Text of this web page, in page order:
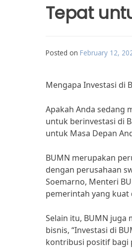
Tepat
Posted on February 12,
Mengapa Investasi di
Apakah Anda sedang
untuk berinvestasi di
untuk Masa Depan
BUMN merupakan
dengan perusahaan
Soemarno, Menteri
pemerintah yang
Selain itu, BUMN juga
bisnis, “Investasi di
kontribusi positif bagi